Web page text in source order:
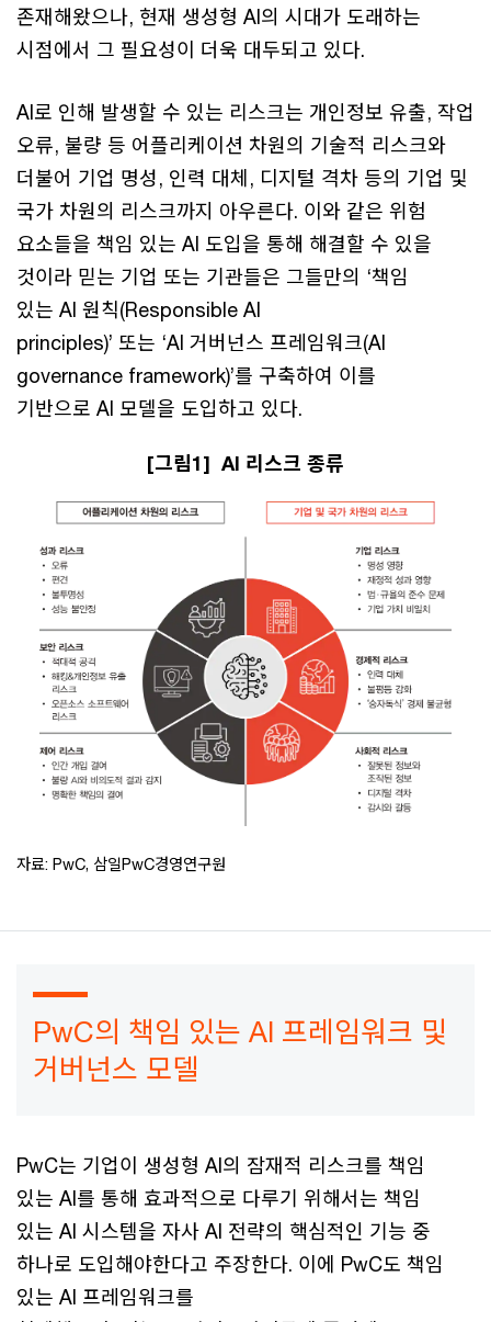
존재해왔으나, 현재 생성형 AI의 시대가 도래하는
시점에서 그 필요성이 더욱 대두되고 있다.
AI로 인해 발생할 수 있는 리스크는 개인정보 유출, 작업
오류, 불량 등 어플리케이션 차원의 기술적 리스크와
더불어 기업 명성, 인력 대체, 디지털 격차 등의 기업 및
국가 차원의 리스크까지 아우른다. 이와 같은 위험
요소들을 책임 있는 AI 도입을 통해 해결할 수 있을
것이라 믿는 기업 또는 기관들은 그들만의 ‘책임
있는 AI 원칙(Responsible AI
principles)’ 또는 ‘AI 거버넌스 프레임워크(AI
governance framework)’를 구축하여 이를
기반으로 AI 모델을 도입하고 있다.
[그림1] AI 리스크 종류
자료: PwC, 삼일PwC경영연구원
PwC의 책임 있는 AI 프레임워크 및
거버넌스 모델
PwC는 기업이 생성형 AI의 잠재적 리스크를 책임
있는 AI를 통해 효과적으로 다루기 위해서는 책임
있는 AI 시스템을 자사 AI 전략의 핵심적인 기능 중
하나로 도입해야한다고 주장한다. 이에 PwC도 책임
있는 AI 프레임워크를